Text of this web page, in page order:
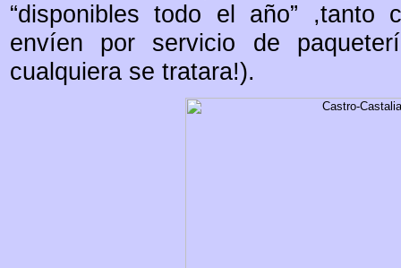
“disponibles todo el año”
envíen por servicio de
cualquiera se tratara!).